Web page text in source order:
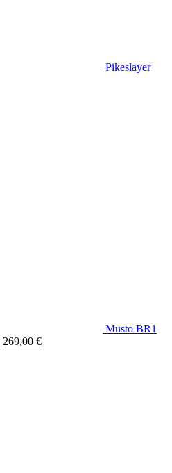
Pikeslayer
Musto BR1
Ursprünglicher
269,00 €Aktueller